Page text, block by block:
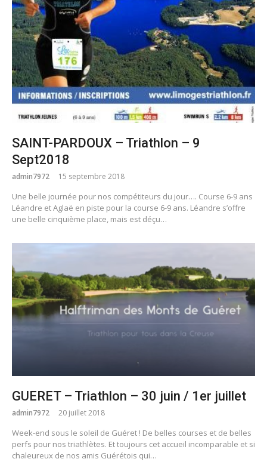
SAINT-PARDOUX – Triathlon – 9
Sept2018
admin7972 15 septembre 2018
Une belle journée pour nos compétiteurs du jour…. Course 6-9 ans
Léandre et Aglaë en piste pour la course 6-9 ans. Léandre s’offre
une belle cinquième place, mais est déçu…
GUERET – Triathlon – 30 juin / 1er juillet
admin7972 20 juillet 2018
Week-end sous le soleil de Guéret ! De belles courses et de belles
perfs pour nos triathlètes. Et toujours cet accueil incomparable et si
chaleureux de nos amis Guérétois qui…